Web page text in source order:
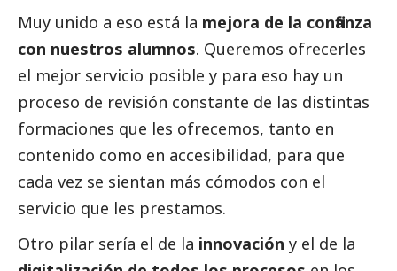
Muy unido a eso está la mejora de la confianza
con nuestros alumnos. Queremos ofrecerles
el mejor servicio posible y para eso hay un
proceso de revisión constante de las distintas
formaciones que les ofrecemos, tanto en
contenido como en accesibilidad, para que
cada vez se sientan más cómodos con el
servicio que les prestamos.
Otro pilar sería el de la innovación y el de la